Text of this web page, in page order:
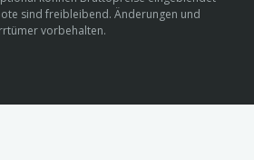
sind freibleibend. Änderungen und
vorbehalten.